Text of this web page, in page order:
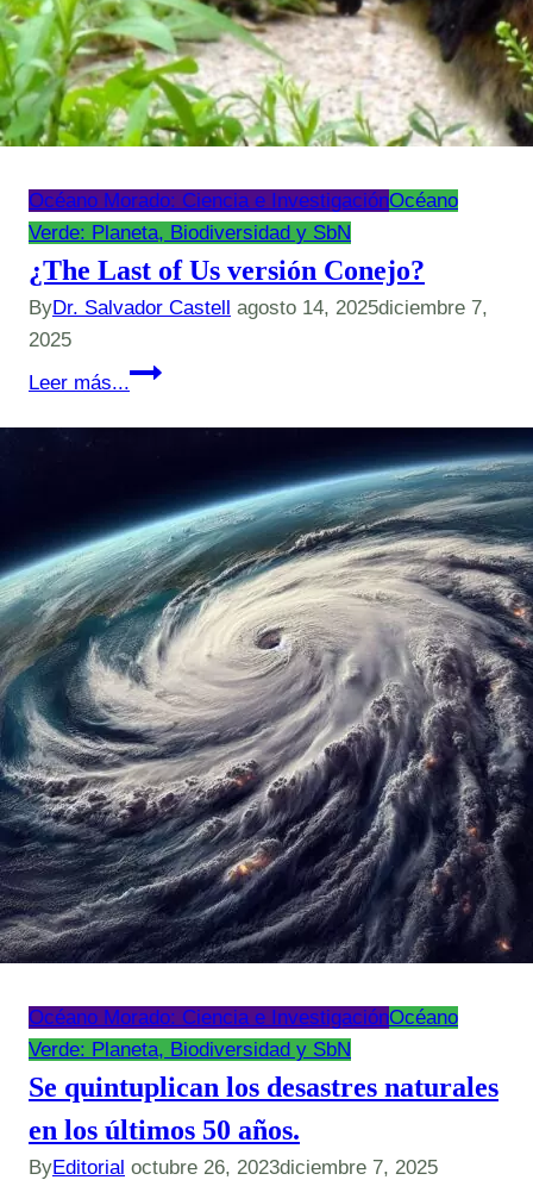
Océano Morado: Ciencia e InvestigaciónOcéano
Verde: Planeta, Biodiversidad y SbN
¿The Last of Us versión Conejo?
ByDr. Salvador Castell agosto 14, 2025diciembre 7,
2025
Leer más...
¿The
versión
Conejo?
Océano Morado: Ciencia e InvestigaciónOcéano
Verde: Planeta, Biodiversidad y SbN
Se quintuplican los desastres naturales
en los últimos 50 años.
ByEditorial octubre 26, 2023diciembre 7, 2025